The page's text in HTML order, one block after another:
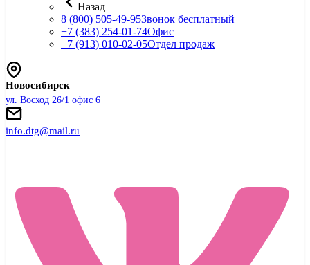
Назад
8 (800) 505-49-95Звонок бесплатный
+7 (383) 254-01-74Офис
+7 (913) 010-02-05Отдел продаж
Новосибирск
ул. Восход 26/1 офис 6
info.dtg@mail.ru